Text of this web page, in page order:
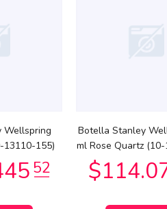
Wellspring
13110-155)
Botella Stanley
ml Rose Quartz